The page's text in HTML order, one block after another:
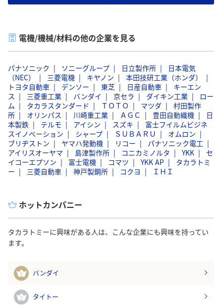
アイデアを活かし、製品の魅力をさらに引き出すプロモーシ
ョンやイベント企画に携わりたいと考えています。そして、
貢献したいです。
電機/機械/材料の他の企業を見る
パナソニック ソニーグループ 日立製作所
日本電気
（NEC）
三菱電機 キヤノン
本田技研工業（ホンダ）
トヨタ自動車
デンソー 東芝 日産自動車
キーエン
ス
三菱重工業 バンダイ 京セラ ダイキン工業
ロー
ム
タカラスタンダード ＴＯＴＯ マツダ
村田製作
所
オリンパス 川崎重工業 ＡＧＣ 豊田自動織機
日
本製鉄
テルモ アイシン スズキ
富士フイルムビジネ
スイノベーション
シャープ ＳＵＢＡＲＵ
オムロン
ブリヂストン
ヤマハ発動機 リコー
パナソニック電工
アイリスオーヤマ
島津製作所 コニカミノルタ YKK
セ
イコーエプソン
富士電機 コマツ YKK AP
タカラトミ
ー
三菱自動車 神戸製鋼所 コクヨ ＩＨＩ
ホットカンパニー
タカラトミーに興味がある人は、こんな企業にも興味を持ってい
ます。
1 バンダイ
2 タイトー